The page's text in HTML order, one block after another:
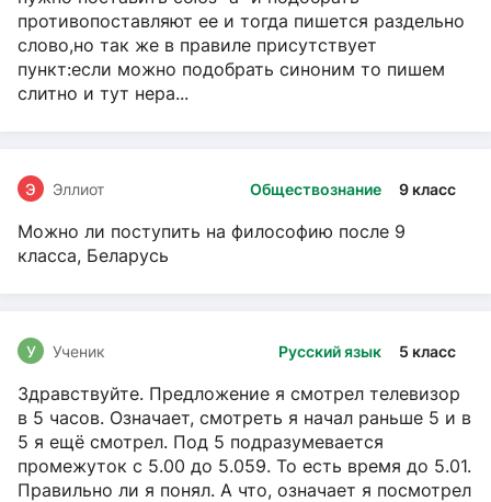
противопоставляют ее и тогда пишется раздельно
слово,но так же в правиле присутствует
пункт:если можно подобрать синоним то пишем
слитно и тут нера...
Обществознание 9 класс
Э Эллиот
Можно ли поступить на философию после 9
класса, Беларусь
Русский язык 5 класс
У Ученик
Здравствуйте. Предложение я смотрел телевизор
в 5 часов. Означает, смотреть я начал раньше 5 и в
5 я ещё смотрел. Под 5 подразумевается
промежуток с 5.00 до 5.059. То есть время до 5.01.
Правильно ли я понял. А что, означает я посмотрел